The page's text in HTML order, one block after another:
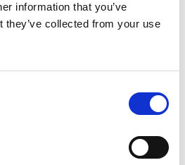
information that you’ve
they’ve collected from your use
in pogoje